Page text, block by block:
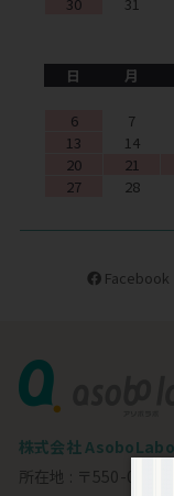
日
月
6
7
13
14
20
21
27
28
Facebook
株式会社 AsoboLabo
所在地 : 〒550-0002